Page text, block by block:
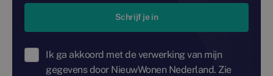
Schrijf je in
Ik ga akkoord met de verwerking van mijn
gegevens door NieuwWonen Nederland. Zie